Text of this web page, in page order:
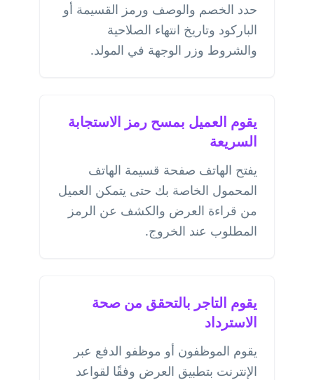
حدد الخصم والوصف ورمز القسيمة أو
الباركود وتاريخ انتهاء الصلاحية
والشروط وزر الوجهة في المولد.
يقوم العميل بمسح رمز الاستجابة
السريعة
يفتح الهاتف صفحة قسيمة الهاتف
المحمول الخاصة بك حتى يتمكن العميل
من قراءة العرض والكشف عن الرمز
المطلوب عند الخروج.
يقوم التاجر بالتحقق من صحة
الاسترداد
يقوم الموظفون أو موظفو الدفع عبر
الإنترنت بتطبيق العرض وفقًا لقواعد